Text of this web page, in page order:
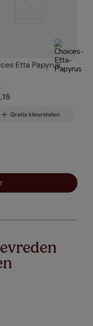
Etta Papyrus
,15
Gratis kleurstalen